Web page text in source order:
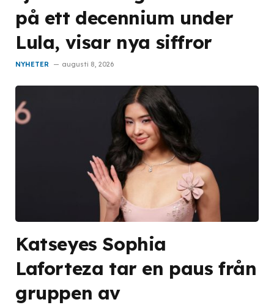
på ett decennium under
Lula, visar nya siffror
NYHETER augusti 8, 2026
Katseyes Sophia
Laforteza tar en paus från
gruppen av